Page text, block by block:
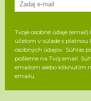
Tvoje osobné údaje
účelom v súlade s
osobných údajov. Súhlas
pošleme na Tvoj email.
emailom alebo kliknutím
emailu.